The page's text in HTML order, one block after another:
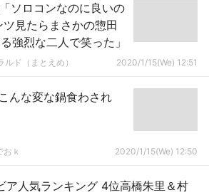
ソロコンなのに良いの
見たらまさかの惣田
強烈な二人で笑った」
ド（まとえめ） 2020/1/15(We) 12:51
んな変な鍋食わされ
ｋ 2020/1/15(We) 12:50
ア人気ランキング 4位高橋朱里＆村